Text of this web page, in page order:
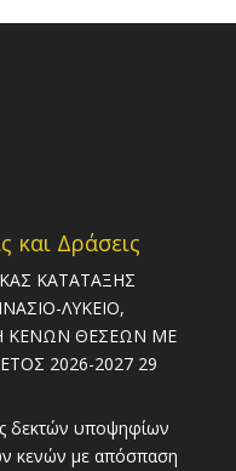
και Δράσεις
ΚΑΤΑΤΑΞΗΣ
ΛΥΚΕΙΟ,
ΚΕΝΩΝ ΘΕΣΕΩΝ ΜΕ
2026-2027 29
δεκτών υποψηφίων
κενών με απόσπαση